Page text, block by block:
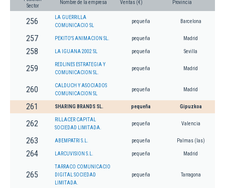
Sector
Nombre de la empresa Ventas (€) Provincia
256
LA GUERRILLA
COMUNICACIO SL
pequeña Barcelona
257 PEKITO'S ANIMACION SL. pequeña Madrid
258 LA IGUANA 2002 SL pequeña Sevilla
259
REDLINES ESTRATEGIA Y
COMUNICACION SL.
pequeña Madrid
260
CALDUCH Y ASOCIADOS
COMUNICACION SL
pequeña Madrid
261 SHARING BRANDS SL. pequeña Gipuzkoa
262
RILLACER CAPITAL
SOCIEDAD LIMITADA.
pequeña Valencia
263 ABEMPATRI S.L. pequeña Palmas (las)
264 LARCUVISION S.L. pequeña Madrid
265
TARRACO COMUNICACIO
DIGITAL SOCIEDAD
LIMITADA.
pequeña Tarragona